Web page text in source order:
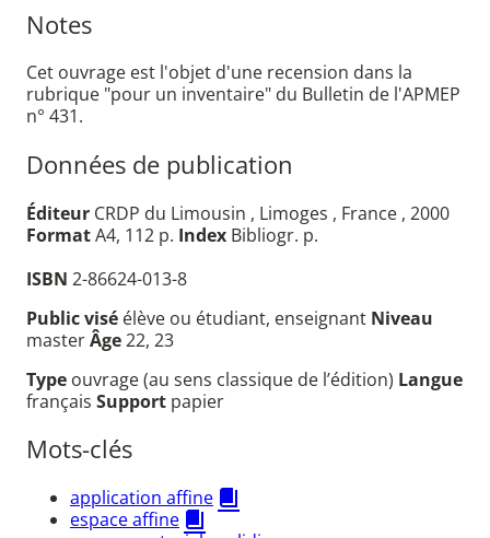
Notes
Cet ouvrage est l'objet d'une recension dans la
rubrique "pour un inventaire" du Bulletin de l'APMEP
n° 431.
Données de publication
Éditeur CRDP du Limousin , Limoges , France , 2000
FormatA4, 112 p. Index Bibliogr. p.
ISBN 2-86624-013-8
Public visé élève ou étudiant, enseignant Niveau
masterÂge22, 23
Type ouvrage (au sens classique de l’édition) Langue
français Support papier
Mots-clés
application affine
espace affine